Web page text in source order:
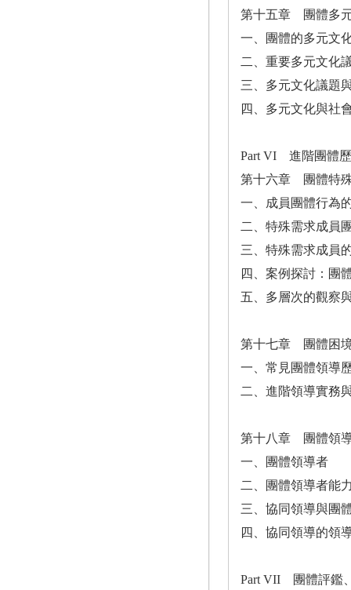
第十五章 團體多
一、團體的多元文
二、重要多元文化
三、多元文化議題
四、多元文化與社
Part VI 進階團體
第十六章 團體特
一、成員團體行為
二、特殊需求成員
三、特殊需求成員
四、案例探討：團
五、多層次的觀察
第十七章 團體困
一、常見團體領導
二、進階領導實務
第十八章 團體領
一、團體領導者
二、團體領導者能
三、協同領導與團
四、協同領導的領
Part VII 團體評鑑